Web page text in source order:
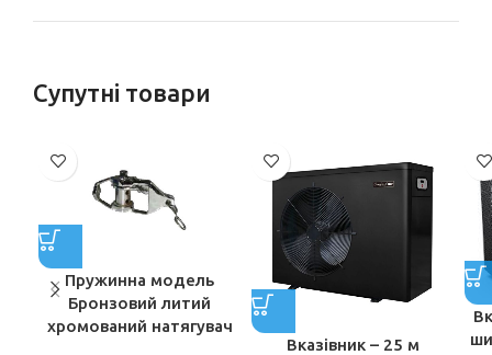
Супутні товари
Пружинна модель
Бронзовий литий
хромований натягувач
Вказівник – 25 м